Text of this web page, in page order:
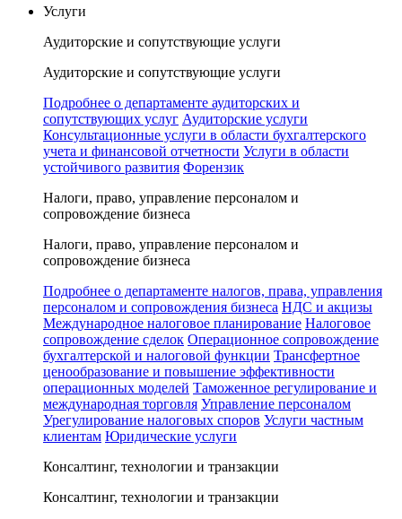
Услуги
Аудиторские и сопутствующие услуги
Аудиторские и сопутствующие услуги
Подробнее о департаменте аудиторских и
сопутствующих услуг Аудиторские услуги
Консультационные услуги в области бухгалтерского
учета и финансовой отчетности Услуги в области
устойчивого развития Форензик
Налоги, право, управление персоналом и
сопровождение бизнеса
Налоги, право, управление персоналом и
сопровождение бизнеса
Подробнее о департаменте налогов, права, управления
персоналом и сопровождения бизнеса НДС и акцизы
Международное налоговое планирование Налоговое
сопровождение сделок Операционное сопровождение
бухгалтерской и налоговой функции Трансфертное
ценообразование и повышение эффективности
операционных моделей Таможенное регулирование и
международная торговля Управление персоналом
Урегулирование налоговых споров Услуги частным
клиентам Юридические услуги
Консалтинг, технологии и транзакции
Консалтинг, технологии и транзакции